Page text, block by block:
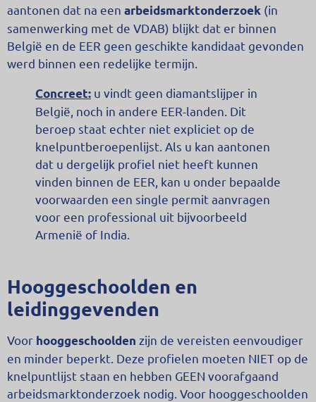
aantonen dat na een arbeidsmarktonderzoek (in
samenwerking met de VDAB) blijkt dat er binnen
België en de EER geen geschikte kandidaat gevonden
werd binnen een redelijke termijn.
Concreet: u vindt geen diamantslijper in
België, noch in andere EER-landen. Dit
beroep staat echter niet expliciet op de
knelpuntberoepenlijst. Als u kan aantonen
dat u dergelijk profiel niet heeft kunnen
vinden binnen de EER, kan u onder bepaalde
voorwaarden een single permit aanvragen
voor een professional uit bijvoorbeeld
Armenië of India.
Hooggeschoolden en
leidinggevenden
Voor hooggeschoolden zijn de vereisten eenvoudiger
en minder beperkt. Deze profielen moeten NIET op de
knelpuntlijst staan en hebben GEEN voorafgaand
arbeidsmarktonderzoek nodig. Voor hooggeschoolden